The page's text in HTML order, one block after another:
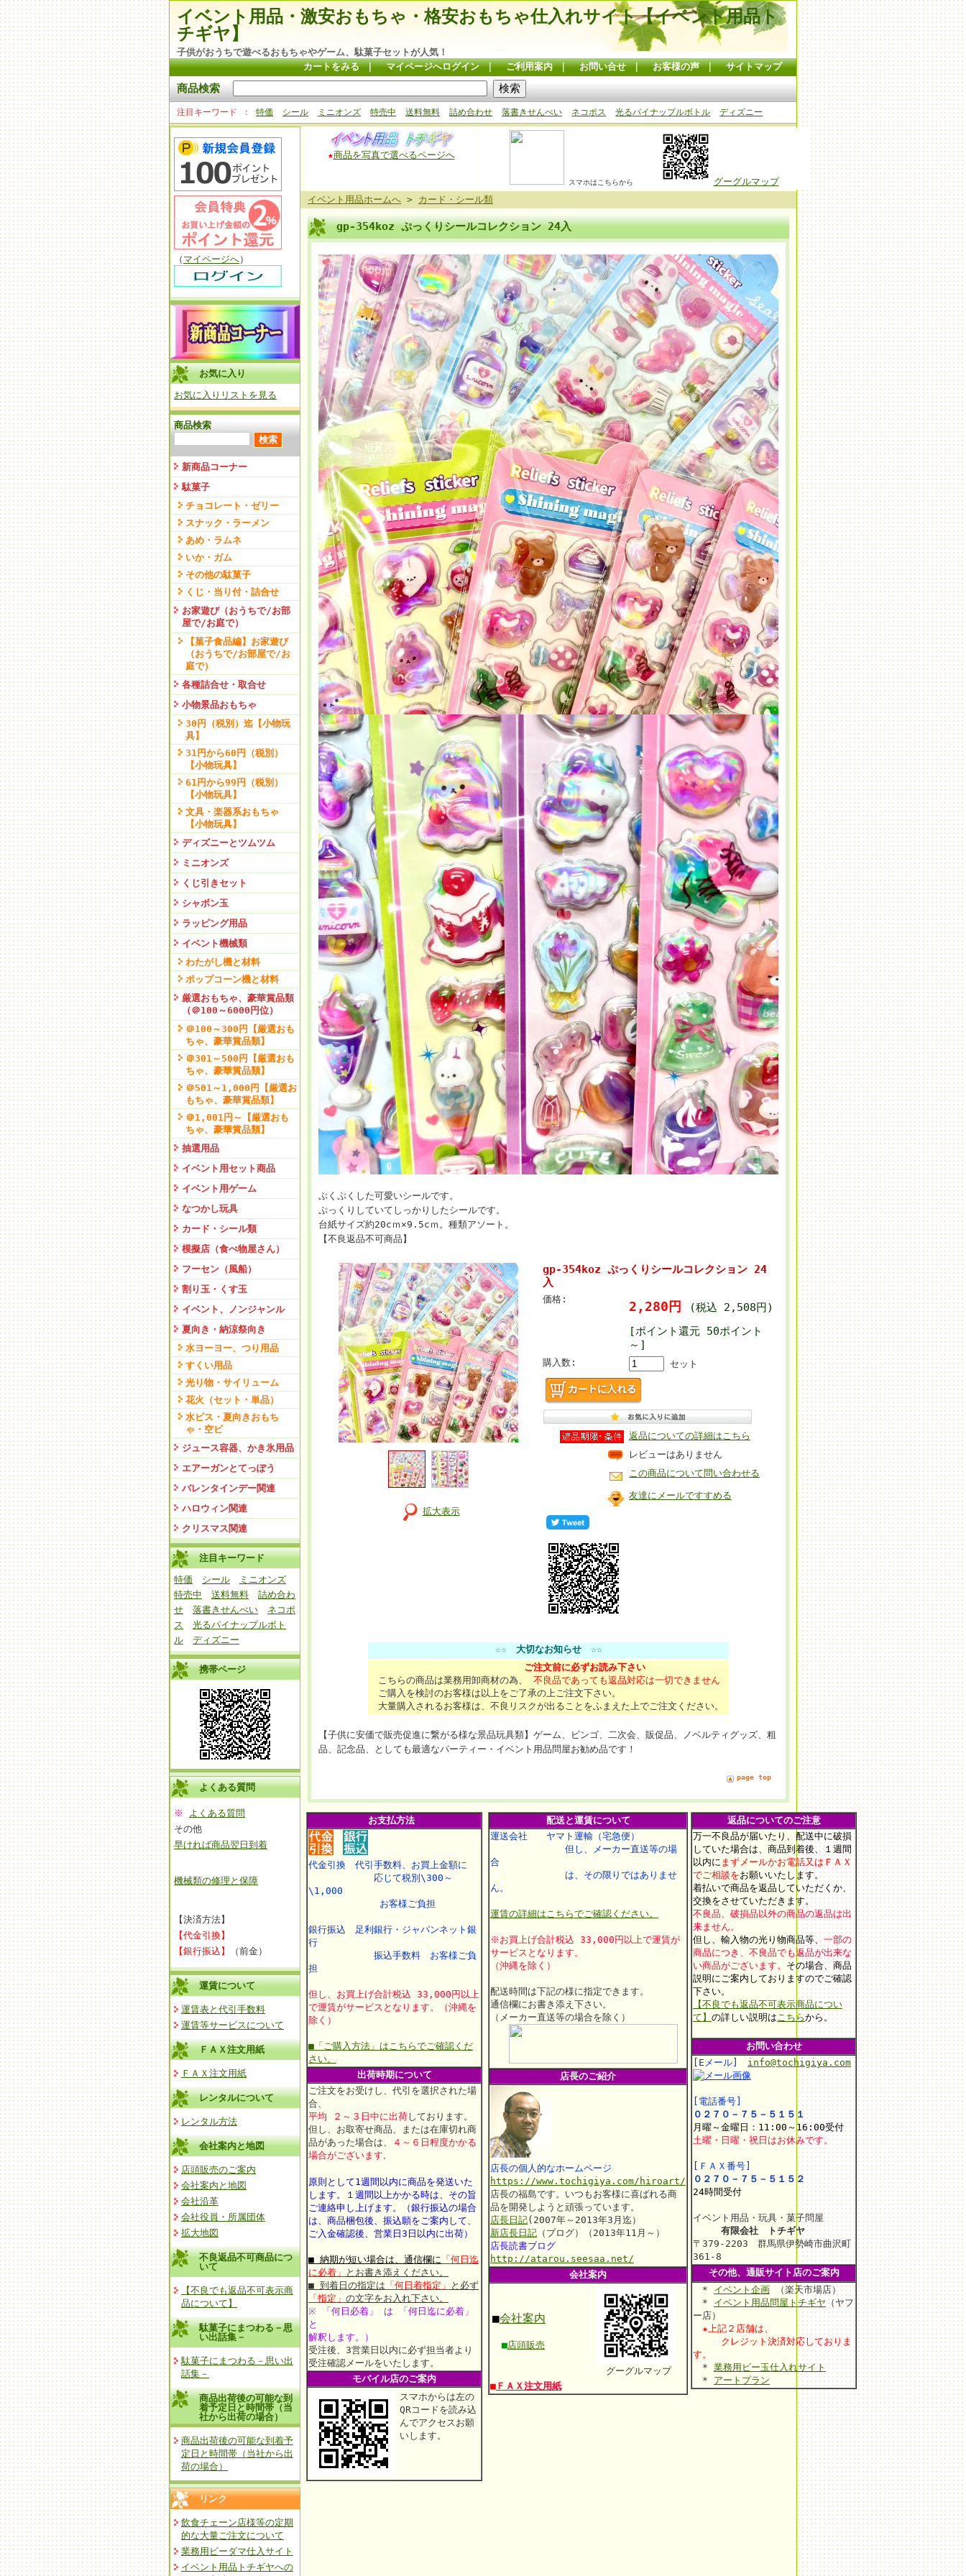
イベント用品・激安おもちゃ・格安おもちゃ仕入れサイト【イベント用品ト
チギヤ】
子供がおうちで遊べるおもちゃやゲーム、駄菓子セットが人気！
カートをみる｜ マイページへログイン｜ ご利用案内｜ お問い合せ｜ お客様の声｜ サイトマップ
商品検索
注目キーワード 特価 シール ミニオンズ 特売中 送料無料 詰め合わせ 落書きせんべい ネコポス 光るパイナップルボトル ディズニー
（ マイページへ）
お気に入り
お気に入りリストを見る
商品検索
新商品コーナー
駄菓子
チョコレート・ゼリー
スナック・ラーメン
あめ・ラムネ
いか・ガム
その他の駄菓子
くじ・当り付・詰合せ
お家遊び（おうちで/お部
屋で/お庭で）
【菓子食品編】お家遊び
（おうちで/お部屋で/お
庭で）
各種詰合せ・取合せ
小物景品おもちゃ
30円（税別）迄【小物玩
具】
31円から60円（税別）
【小物玩具】
61円から99円（税別）
【小物玩具】
文具・楽器系おもちゃ
【小物玩具】
ディズニーとツムツム
ミニオンズ
くじ引きセット
シャボン玉
ラッピング用品
イベント機械類
わたがし機と材料
ポップコーン機と材料
厳選おもちゃ、豪華賞品類
（＠100～6000円位）
＠100～300円【厳選おも
ちゃ、豪華賞品類】
＠301～500円【厳選おも
ちゃ、豪華賞品類】
＠501～1,000円【厳選お
もちゃ、豪華賞品類】
＠1,001円～【厳選おも
ちゃ、豪華賞品類】
抽選用品
イベント用セット商品
イベント用ゲーム
なつかし玩具
カード・シール類
模擬店（食べ物屋さん）
フーセン（風船）
割り玉・くす玉
イベント、ノンジャンル
夏向き・納涼祭向き
水ヨーヨー、つり用品
すくい用品
光り物・サイリューム
花火（セット・単品）
水ピス・夏向きおもち
ゃ・空ビ
ジュース容器、かき氷用品
エアーガンとてっぽう
バレンタインデー関連
ハロウィン関連
クリスマス関連
注目キーワード
特価
シール
ミニオンズ
特売中
送料無料
詰め合わ
せ
落書きせんべい
ネコポ
ス
光るパイナップルボト
ル
ディズニー
携帯ページ
よくある質問
※
よくある質問
その他
早ければ商品翌日到着
機械類の修理と保障
【決済方法】
【代金引換】
【銀行振込】
（前金）
運賃について
運賃表と代引手数料
運賃等サービスについて
ＦＡＸ注文用紙
ＦＡＸ注文用紙
レンタルについて
レンタル方法
会社案内と地図
店頭販売のご案内
会社案内と地図
会社沿革
会社役員・所属団体
拡大地図
不良返品不可商品につ
いて
【不良でも返品不可表示商
品について】
駄菓子にまつわる－思
い出話集－
駄菓子にまつわる－思い出
話集－
商品出荷後の可能な到
着予定日と時間帯（当
社から出荷の場合）
商品出荷後の可能な到着予
定日と時間帯（当社から出
荷の場合）
リンク
飲食チェーン店様等の定期
的な大量ご注文について
業務用ビーダマ仕入サイト
イベント用品トチギヤへの
★商品を写真で選べるページへ
スマホはこちらから
グーグルマップ
イベント用品ホームへ > カード・シール類
gp-354koz ぷっくりシールコレクション 24入
ぷくぷくした可愛いシールです。
ぷっくりしていてしっかりしたシールです。
台紙サイズ約20cｍ×9.5cｍ。種類アソート。
【不良返品不可商品】
拡大表示
gp-354koz ぷっくりシールコレクション 24
入
価格: 2,280円
(税込 2,508円)
[ポイント還元 50ポイント
～]
購入数: セット
返品についての詳細はこちら
レビューはありません
この商品について問い合わせる
友達にメールですすめる
☆☆ 大切なお知らせ☆☆
ご注文前に必ずお読み下さい
こちらの商品は業務用卸商材の為、
不良品であっても返品対応は一切できません
ご購入を検討のお客様は以上をご了承の上ご注文下さい。
大量購入されるお客様は、不良リスクが出ることをふまえた上でご注文ください。
【子供に安価で販売促進に繋がる様な景品玩具類】ゲーム、ビンゴ、二次会、販促品、ノベルティグッズ、粗
品、記念品、としても最適なパーティー・イベント用品問屋お勧め品です！
page top
お支払方法
代金引換 代引手数料、お買上金額に
応じて税別\300～
\1,000
お客様ご負担
銀行振込 足利銀行・ジャパンネット銀
行
振込手数料 お客様ご負
担
但し、お買上げ合計税込 33,000円以上
で運賃がサービスとなります。（沖縄を
除く）
■「ご購入方法」はこちらでご確認くだ
さい。
出荷時期について
ご注文をお受けし、代引を選択された場
合、
平均 ２～３日中に出荷しております。
但し、お取寄せ商品、または在庫切れ商
品があった場合は、
４～６日程度かかる
場合がございます
原則として1週間以内に商品を発送いた
します。
１週間以上かかる時は、その旨
ご連絡申し上げます。
（銀行振込の場合
は、商品梱包後、振込願をご案内して、
ご入金確認後、営業日3日以内に出荷）
■ 納期が短い場合は、通信欄に 「何日迄
に必着」 とお書き添えください。
■ 到着日の指定は 「何日着指定」 と必ず
「指定」 の文字をお入れ下さい。
※ 「何日必着」 は 「何日迄に必着」
と
解釈します。）
受注後、3営業日以内に必ず担当者より
受注確認メールをいたします。
モバイル店のご案内
スマホからは左の
QRコードを読み込
んでアクセスお願
いします。
配送と運賃について
運送会社 ヤマト運輸（宅急便）
但し、メーカー直送等の場
合
は、その限りではありませ
ん。
運賃の詳細はこちらでご確認ください。
※お買上げ合計税込 33,000円以上で運賃が
サービスとなります。
（沖縄を除く）
配送時間は下記の様に指定できます。
通信欄にお書き添え下さい。
（メーカー直送等の場合を除く）
店長のご紹介
店長の個人的なホームページ
https://www.tochigiya.com/hiroart/
店長の福島です。いつもお客様に喜ばれる商
品を開発しようと頑張っています。
店長日記(2007年～2013年3月迄）
新店長日記 （ブログ）（2013年11月～）
店長読書ブログ
http://atarou.seesaa.net/
会社案内
■会社案内
■店頭販売
グーグルマップ
■ ＦＡＸ注文用紙
返品についてのご注意
万一不良品が届いたり、配送中に破損
していた場合は、商品到着後、１週間
以内に まずメールかお電話又はＦＡＸ
でご相談をお願いいたします。
着払いで商品を返品していただくか、
交換をさせていただきます。
不良品、破損品以外の商品の返品は出
来ません。
但し、輸入物の光り物商品等、 一部の
商品につき、不良品でも返品が出来な
い商品がございます。 その場合、商品
説明にご案内しておりますのでご確認
下さい。
【不良でも返品不可表示商品につい
て】 の詳しい説明はこちらから。
お問い合わせ
[Eメール]
info@tochigiya.com
[電話番号]
０２７０－７５－５１５１
月曜～金曜日：11:00～16:00受付
土曜・日曜・祝日はお休みです。
ＦＡＸ番号]
０２７０－７５－５１５２
24時間受付
イベント用品・玩具・菓子問屋
有限会社 トチギヤ
〒379-2203 群馬県伊勢崎市曲沢町
361-8
その他、通販サイト店のご案内
* イベント企画 （楽天市場店）
* イベント用品問屋トチギヤ （ヤフ
ー店）
★上記２店舗は、
クレジット決済対応しておりま
す。
* 業務用ビー玉仕入れサイト
* アートプラン